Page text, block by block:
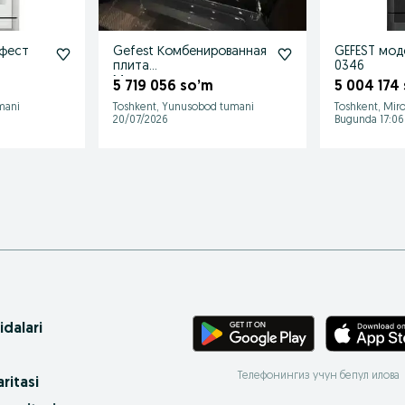
Gefest Комбенированная
плита
Модернизированного
5 719 056 so’m
Toshkent, Yunusobod tumani
20/07/2026
GEFEST
0346
5 004 174
Toshkent,
Bugunda 17:06
Телефонингиз учун бепул илова